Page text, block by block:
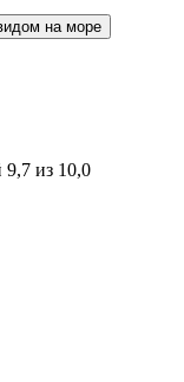
на море
9,7 из 10,0